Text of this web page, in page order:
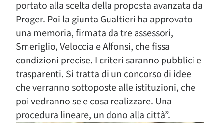
portato alla scelta della proposta avanzata da
Proger. Poi la giunta Gualtieri ha approvato
una memoria, firmata da tre assessori,
Smeriglio, Veloccia e Alfonsi, che fissa
condizioni precise. I criteri saranno pubblici e
trasparenti. Si tratta di un concorso di idee
che verranno sottoposte alle istituzioni, che
poi vedranno se e cosa realizzare. Una
procedura lineare, un dono alla città”.